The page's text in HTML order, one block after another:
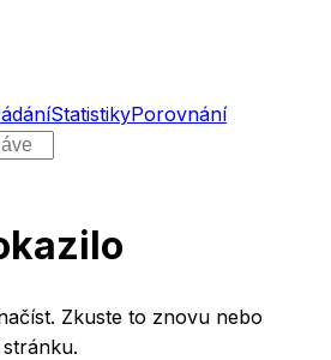
StatistikyPorovnání
Zkuste to znovu nebo